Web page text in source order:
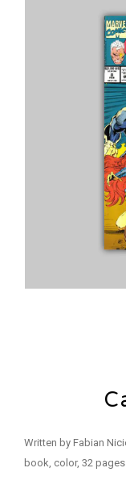
Written by Fabian
book, color, 32